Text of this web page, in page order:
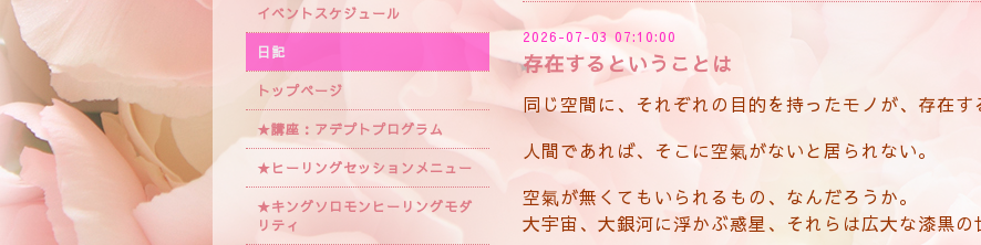
2026-07-03 07:10:00
存在するということは
同じ空間に、それぞれの目的を持ったモノが、存在す
人間であれば、そこに空氣がないと居られない。
空氣が無くてもいられるもの、なんだろうか。
大宇宙、大銀河に浮かぶ惑星、それらは広大な漆黒の
イベントスケジュール
日記
トップページ
★講座：アデプトプログラム
★ヒーリングセッションメニュー
★キングソロモンヒーリングモダ
リティ